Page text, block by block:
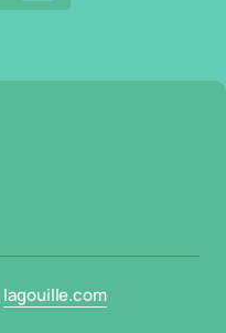
lagouille.com